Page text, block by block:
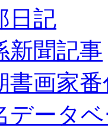
日記
新聞記事
書画家
データ